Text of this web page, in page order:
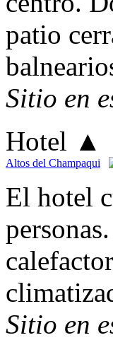
patio
Sitio en
Hotel ▲
Altos del Champaqui
El hotel
Sitio en